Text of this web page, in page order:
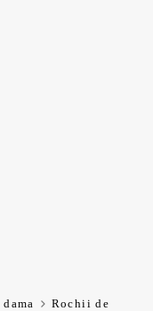
Rochii de